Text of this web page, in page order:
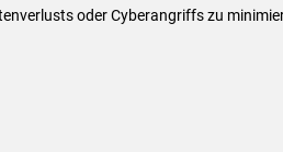
oder Cyberangriffs zu